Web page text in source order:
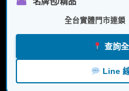
全台實體門市連鎖
查詢
Line